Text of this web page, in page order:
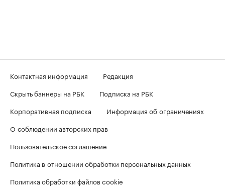
Контактная информация
Редакция
Скрыть баннеры на РБК
Подписка на РБК
Корпоративная подписка
Информация об ограничениях
О соблюдении авторских прав
Пользовательское соглашение
Политика в отношении обработки персональных данных
Политика обработки файлов cookie